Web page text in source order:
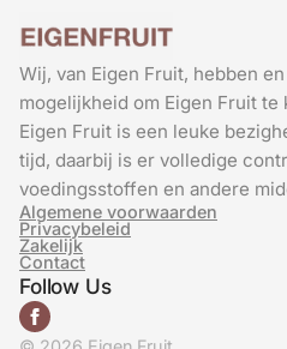
Wij, van Eigen Fruit, hebben
mogelijkheid om Eigen Fruit te
Eigen Fruit is een leuke
tijd, daarbij is er volledige
voedingsstoffen en andere
Algemene voorwaarden
Privacybeleid
Zakelijk
Contact
Follow Us